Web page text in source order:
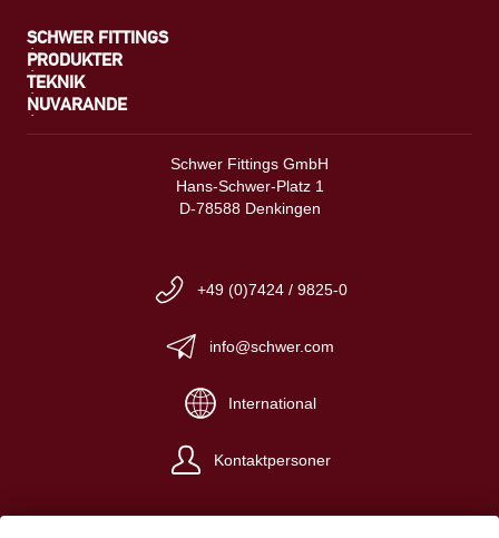
SCHWER FITTINGS
PRODUKTER
TEKNIK
NUVARANDE
Schwer Fittings GmbH
Hans-Schwer-Platz 1
D-78588 Denkingen
+49 (0)7424 / 9825-0
info@schwer.com
International
Kontaktpersoner